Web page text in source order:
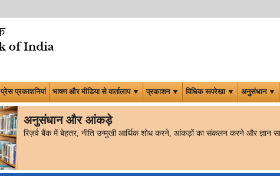
प्रेस प्रकाशनियां भाषण और मीडिया से वार्तालाप ▼ प्रकाशन ▼ विधिक रूपरेखा ▼ अनुसंधान ▼
अनुसंधान और आंकड़े
रिज़र्व बैंक में बेहतर, नीति उन्मुखी आर्थिक शोध करने, आंकड़ों का संकलन करने और ज्ञान